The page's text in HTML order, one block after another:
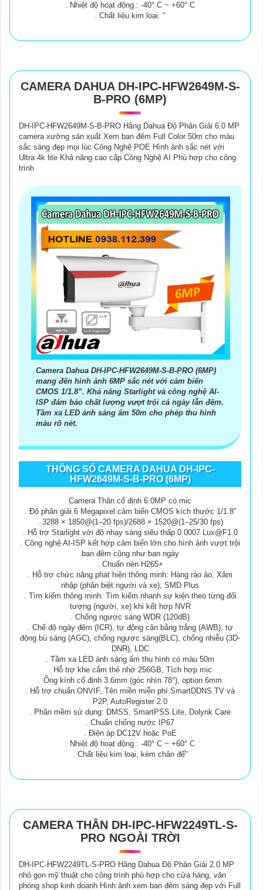
. Nhiệt độ hoạt động : -40° C ~ +60° C
. Chất liệu kim loại. "
CAMERA DAHUA DH-IPC-HFW2649M-S-
B-PRO (6MP)
DH-IPC-HFW2649M-S-B-PRO Hãng Dahua Độ Phân Giải 6.0 MP
camera xưởng sản xuất Xem ban đêm Full Color 50m cho màu
sắc sáng đẹp mọi lúc Công Nghệ POE Hình ảnh sắc nét với
Ultra 4k lite Khả năng cao cấp Công Nghệ AI Phù hợp cho công
trình
Camera Dahua DH-IPC-HFW2649M-S-B-PRO (6MP)
mang đến hình ảnh 6MP sắc nét với cảm biến
CMOS 1/1.8”. Khả năng Starlight và công nghệ AI-
ISP đảm bảo chất lượng vượt trội cả ngày lẫn đêm.
Tầm xa LED ánh sáng ấm 50m cho phép thu hình
màu rõ nét.
THÔNG SỐ CAMERA DAHUA DH-IPC-
HFW2649M-S-B-PRO (6MP)
Camera Thân cố định 6.0MP có mic
. Độ phân giải 6 Megapixel cảm biến CMOS kích thước 1/1.8”
. 3288 × 1850@(1–20 fps)/2688 × 1520@(1–25/30 fps)
. Hỗ trợ Starlight với độ nhạy sáng siêu thấp 0.0007 Lux@F1.0
. Công nghệ AI-ISP kết hợp cảm biến lớn cho hình ảnh vượt trội
ban đêm cũng như ban ngày
. Chuẩn nén H265+
. Hỗ trợ chức năng phát hiện thông minh: Hàng rào ảo, Xâm
nhập (phân biệt người và xe), SMD Plus
. Tìm kiếm thông minh: Tìm kiếm nhanh sự kiện theo từng đối
tượng (người, xe) khi kết hợp NVR
. Chống ngược sáng WDR (120dB)
. Chế độ ngày đêm (ICR), tự động cân bằng trắng (AWB), tự
động bù sáng (AGC), chống ngược sáng(BLC), chống nhiễu (3D-
DNR), LDC
. Tầm xa LED ánh sáng ấm thu hình có màu 50m
. Hỗ trợ khe cắm thẻ nhớ 256GB, Tích hợp mic
. Ống kính cố định 3.6mm (góc nhìn 78°), option 6mm
. Hỗ trợ chuẩn ONVIF, Tên miền miễn phí SmartDDNS.TV và
P2P, AutoRegister 2.0
. Phần mềm sử dụng: DMSS, SmartPSS Lite, Dolynk Care
. Chuẩn chống nước IP67
. Điện áp DC12V hoặc PoE
. Nhiệt độ hoạt động : -40° C ~ +60° C
. Chất liệu kim loại, kèm chân đế"
CAMERA THÂN DH-IPC-HFW2249TL-S-
PRO NGOÀI TRỜI
DH-IPC-HFW2249TL-S-PRO Hãng Dahua Độ Phân Giải 2.0 MP
nhỏ gọn mỹ thuật cho công trình phù hợp cho cửa hàng, văn
phòng shop kinh doanh Hình ảnh xem ban đêm sáng đẹp với Full